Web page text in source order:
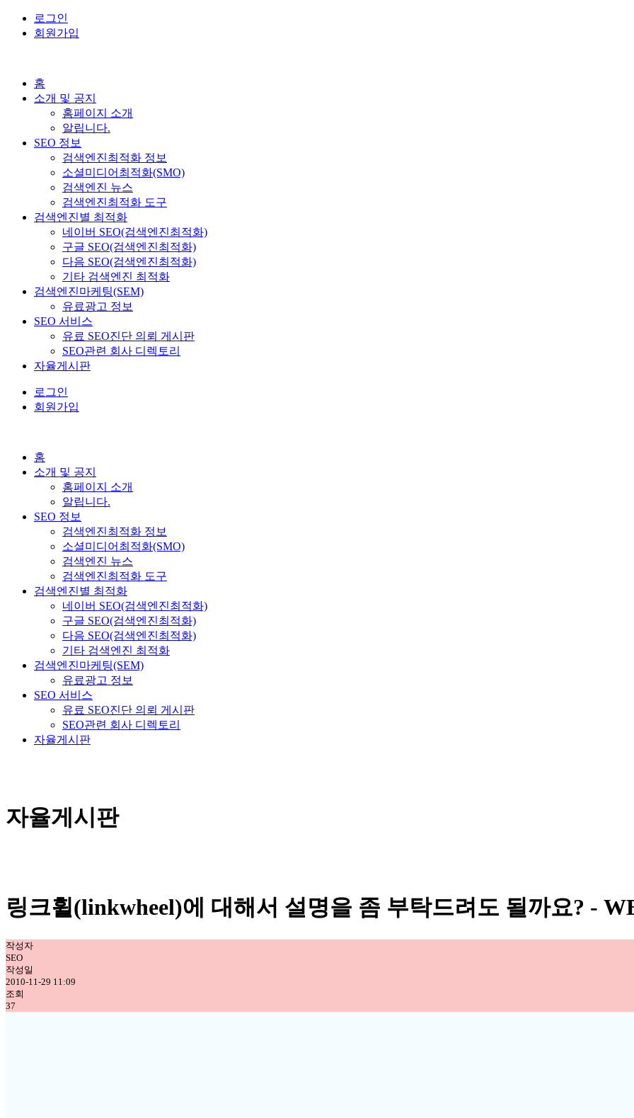
로그인
회원가입
홈
소개 및 공지
홈페이지 소개
알립니다.
SEO 정보
검색엔진최적화 정보
소셜미디어최적화(SMO)
검색엔진 뉴스
검색엔진최적화 도구
검색엔진별 최적화
네이버 SEO(검색엔진최적화)
구글 SEO(검색엔진최적화)
다음 SEO(검색엔진최적화)
기타 검색엔진 최적화
검색엔진마케팅(SEM)
유료광고 정보
SEO 서비스
유료 SEO진단 의뢰 게시판
SEO관련 회사 디렉토리
자율게시판
로그인
회원가입
홈
소개 및 공지
홈페이지 소개
알립니다.
SEO 정보
검색엔진최적화 정보
소셜미디어최적화(SMO)
검색엔진 뉴스
검색엔진최적화 도구
검색엔진별 최적화
네이버 SEO(검색엔진최적화)
구글 SEO(검색엔진최적화)
다음 SEO(검색엔진최적화)
기타 검색엔진 최적화
검색엔진마케팅(SEM)
유료광고 정보
SEO 서비스
유료 SEO진단 의뢰 게시판
SEO관련 회사 디렉토리
자율게시판
자율게시판
링크휠(linkwheel)에 대해서 설명을 좀 부탁드려도 될까요? -
작성자
SEO
작성일
2010-11-29 11:09
조회
37